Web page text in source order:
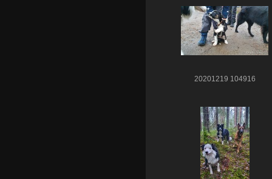
20201219 104916